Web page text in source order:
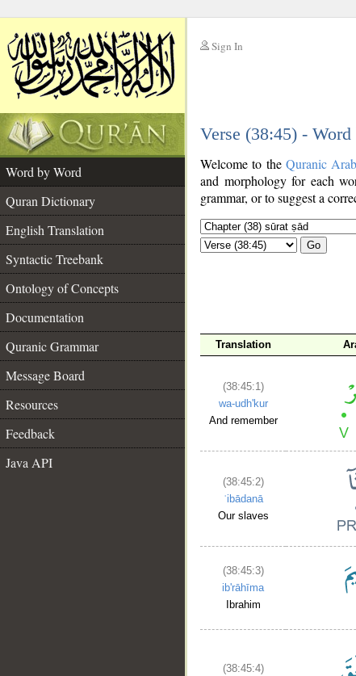
Sign In
Verse (38:45) -
Word by Word
Quran Dictionary
English Translation
Syntactic Treebank
Ontology of Concepts
Documentation
Quranic Grammar
Message Board
Resources
Feedback
Java API
Welcome to the Quranic
and morphology for each
grammar, or to suggest a
Go
Translation
(38:45:1)
wa-udh'kur
And remember
(38:45:2)
ʿibādanā
Our slaves
(38:45:3)
ib'rāhīma
Ibrahim
(38:45:4)